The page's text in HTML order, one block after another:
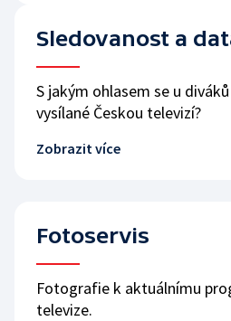
Sledovanost a
S jakým ohlasem se u
vysílané Českou televizí?
Zobrazit více
Fotoservis
Fotografie k aktuálnímu
televize.